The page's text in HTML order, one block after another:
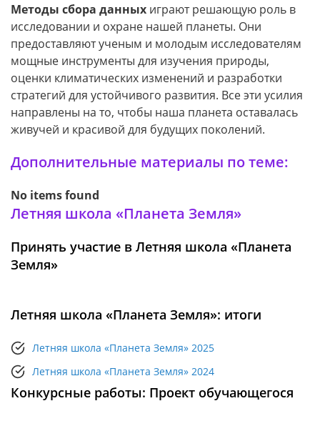
Методы сбора данных играют решающую роль в
исследовании и охране нашей планеты. Они
предоставляют ученым и молодым исследователям
мощные инструменты для изучения природы,
оценки климатических изменений и разработки
стратегий для устойчивого развития. Все эти усилия
направлены на то, чтобы наша планета оставалась
живучей и красивой для будущих поколений.
Дополнительные материалы по теме:
No items found
Летняя школа «Планета Земля»
Принять участие в Летняя школа «Планета
Земля»
Летняя школа «Планета Земля»: итоги
Летняя школа «Планета Земля» 2025
Летняя школа «Планета Земля» 2024
Конкурсные работы: Проект обучающегося